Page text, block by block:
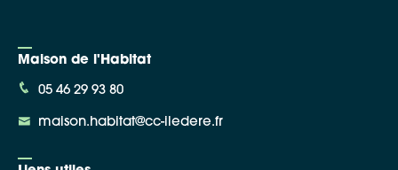
Maison de l'Habitat
05 46 29 93 80
maison.habitat@cc-iledere.fr